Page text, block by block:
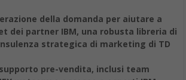
della domanda per aiutare a
dei partner IBM, una robusta libreria di
strategica di marketing di TD
pre-vendita, inclusi team